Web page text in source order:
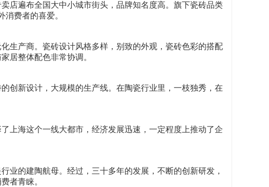
店遍布全国大中小城市街头，品牌知名度高。旗下瓷砖品类
费者的喜爱。
生产商。瓷砖设计风格多样，别致的外观，瓷砖色彩的搭配
居整体配色非常协调。
创新设计，大规模的生产线。在陶瓷行业里，一枝独秀，在
上海这个一线大都市，经济发展迅速，一定程度上推动了企
业的建陶航母。经过，三十多年的发展，不断的创新研发，
者青睐。